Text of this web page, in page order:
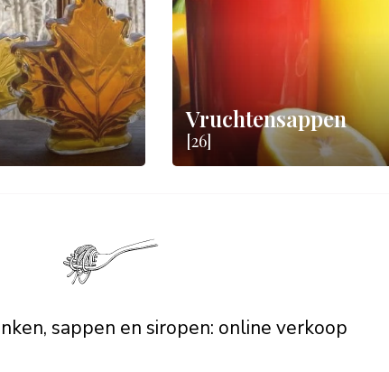
Vruchtensappen
[26]
sappen en siropen: online verkoop